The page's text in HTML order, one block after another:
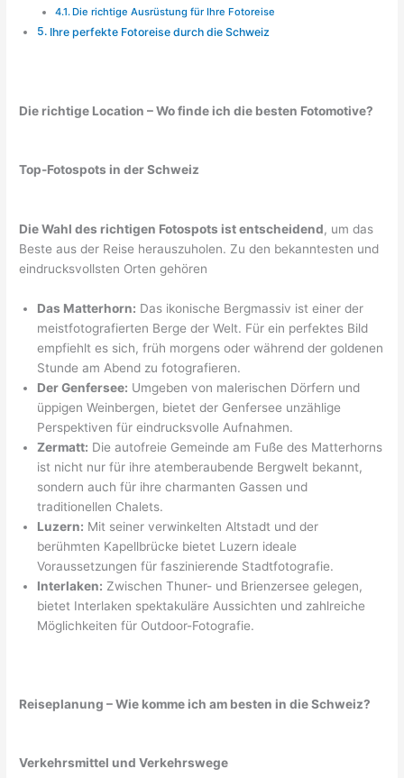
Die richtige Ausrüstung für Ihre Fotoreise
Ihre perfekte Fotoreise durch die Schweiz
Die richtige Location – Wo finde ich die besten Fotomotive?
Top-Fotospots in der Schweiz
Die Wahl des richtigen Fotospots ist entscheidend, um das
Beste aus der Reise herauszuholen. Zu den bekanntesten und
eindrucksvollsten Orten gehören
Das Matterhorn: Das ikonische Bergmassiv ist einer der
meistfotografierten Berge der Welt. Für ein perfektes Bild
empfiehlt es sich, früh morgens oder während der goldenen
Stunde am Abend zu fotografieren.
Der Genfersee: Umgeben von malerischen Dörfern und
üppigen Weinbergen, bietet der Genfersee unzählige
Perspektiven für eindrucksvolle Aufnahmen.
Zermatt: Die autofreie Gemeinde am Fuße des Matterhorns
ist nicht nur für ihre atemberaubende Bergwelt bekannt,
sondern auch für ihre charmanten Gassen und
traditionellen Chalets.
Luzern: Mit seiner verwinkelten Altstadt und der
berühmten Kapellbrücke bietet Luzern ideale
Voraussetzungen für faszinierende Stadtfotografie.
Interlaken: Zwischen Thuner- und Brienzersee gelegen,
bietet Interlaken spektakuläre Aussichten und zahlreiche
Möglichkeiten für Outdoor-Fotografie.
Reiseplanung – Wie komme ich am besten in die Schweiz?
Verkehrsmittel und Verkehrswege